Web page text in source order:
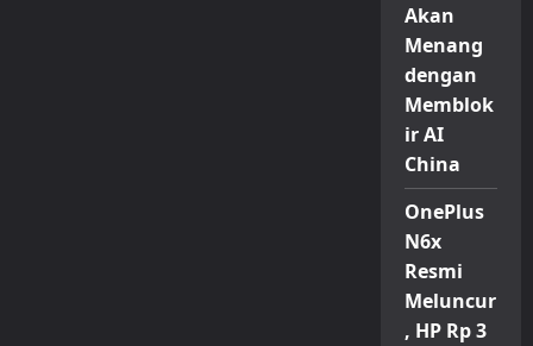
Akan
Menang
dengan
Memblok
ir AI
China
OnePlus
N6x
Resmi
Meluncur
, HP Rp 3